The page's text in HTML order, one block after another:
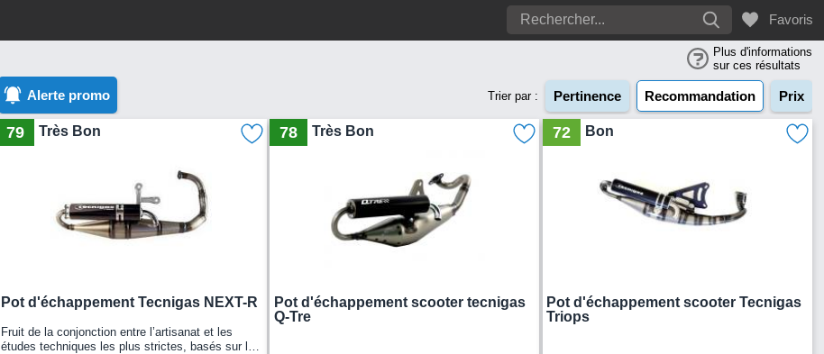
Favoris
Plus d'informations
sur ces résultats
Alerte promo Trier par : Pertinence Recommandation Prix
79 Très Bon
Pot d'échappement Tecnigas NEXT-R
Fruit de la conjonction entre l’artisanat et les
études techniques les plus strictes, basés sur le
78 Très Bon
Pot d'échappement scooter tecnigas
Q-Tre
72 Bon
Pot d'échappement scooter Tecnigas
Triops